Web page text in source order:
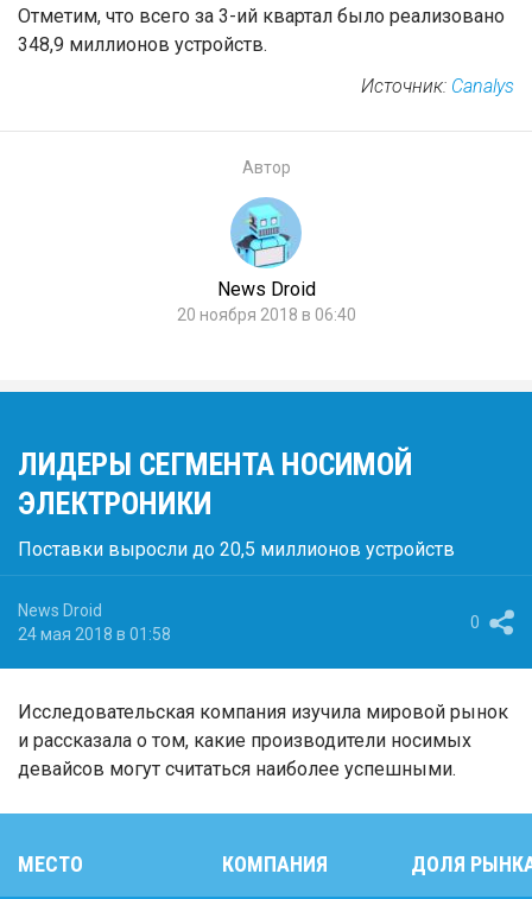
Отметим, что всего за 3-ий квартал было реализовано
348,9 миллионов устройств.
Источник: Canalys
Автор
News Droid
20 ноября 2018 в 06:40
ЛИДЕРЫ СЕГМЕНТА НОСИМОЙ
ЭЛЕКТРОНИКИ
Поставки выросли до 20,5 миллионов устройств
News Droid
24 мая 2018 в 01:58
0
Исследовательская компания изучила мировой рынок
и рассказала о том, какие производители носимых
девайсов могут считаться наиболее успешными.
МЕСТО КОМПАНИЯ ДОЛЯ